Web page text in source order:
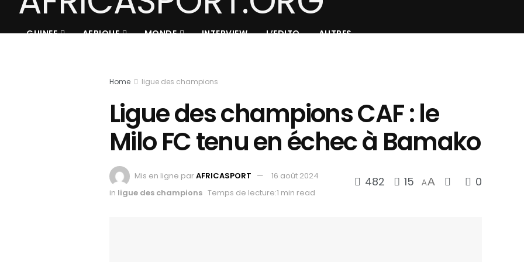
GUINEE AFRIQUE MONDE INTERVIEW L’EDITO AUTRES
Home ligue des champions
Ligue des champions CAF : le
Milo FC tenu en échec à Bamako
Mis en ligne parAFRICASPORT
16 août 2024
in ligue des champions Temps de lecture:1 min read
482 15 AA 0